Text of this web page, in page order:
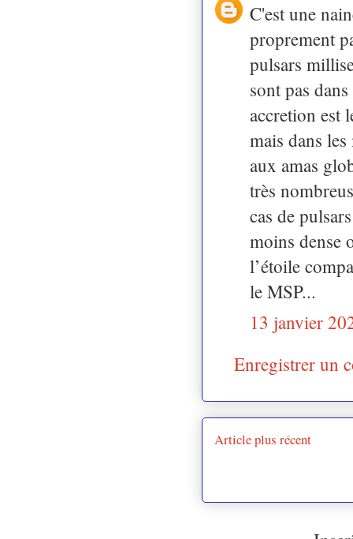
C'est une
proprement
pulsars
sont pas
accretion est
mais dans
aux amas
très
cas de
moins dense
l’étoile
le MSP...
13 janvier
Enregistrer un
Article plus récent